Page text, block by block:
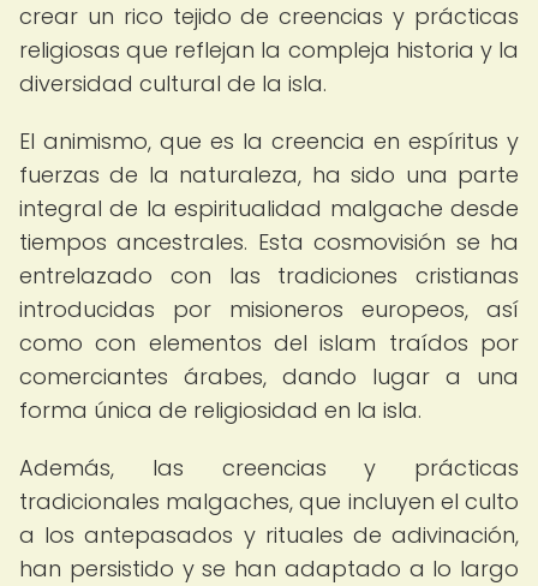
crear un rico tejido de creencias y prácticas
religiosas que reflejan la compleja historia y la
diversidad cultural de la isla.
El animismo, que es la creencia en espíritus y
fuerzas de la naturaleza, ha sido una parte
integral de la espiritualidad malgache desde
tiempos ancestrales. Esta cosmovisión se ha
entrelazado con las tradiciones cristianas
introducidas por misioneros europeos, así
como con elementos del islam traídos por
comerciantes árabes, dando lugar a una
forma única de religiosidad en la isla.
Además, las creencias y prácticas
tradicionales malgaches, que incluyen el culto
a los antepasados y rituales de adivinación,
han persistido y se han adaptado a lo largo